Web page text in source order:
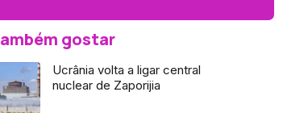
gostar
Ucrânia volta a ligar central
nuclear de Zaporijia